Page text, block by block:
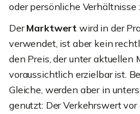
oder persönliche Verhältnisse
DerMarktwert wird in der
verwendet, ist aber kein
den Preis, der unter aktuellen
voraussichtlich erzielbar ist.
Gleiche, werden aber in
genutzt: Der Verkehrswert